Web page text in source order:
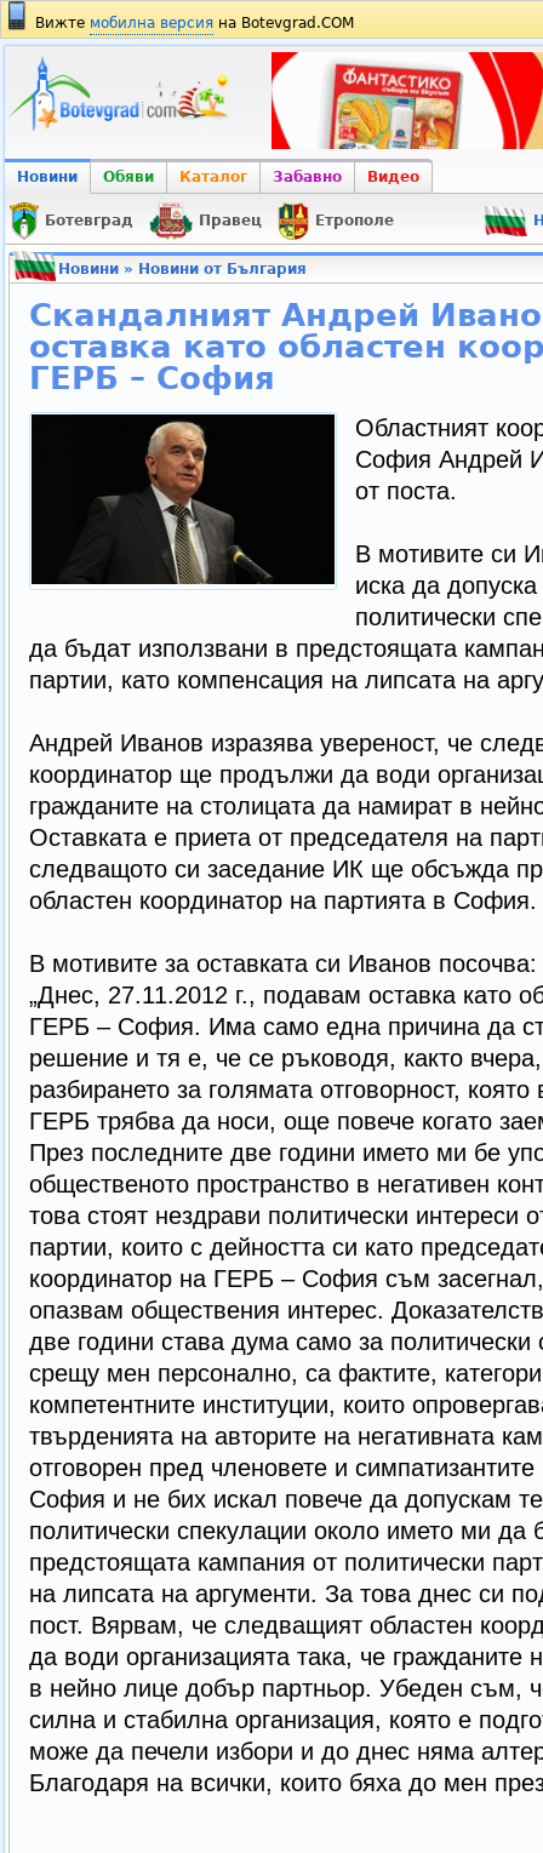
Вижте мобилна версия на Botevgrad.COM
Новини Обяви Каталог Забавно Видео
Ботевград Правец Етрополе
Новини» Новини от България
Скандалният Андрей
оставка като областен
ГЕРБ – София
Областният
София Андрей
от поста.
В мотивите си
иска да
политически
да бъдат използвани в предстоящата
партии, като компенсация на липсата на
Андрей Иванов изразява увереност, че
координатор ще продължи да води
гражданите на столицата да намират в
Оставката е приета от председателя на
следващото си заседание ИК ще обсъжда
областен координатор на партията в София.
В мотивите за оставката си Иванов посочва:
„Днес, 27.11.2012 г., подавам оставка като
ГЕРБ – София. Има само една причина да
решение и тя е, че се ръководя, както
разбирането за голямата отговорност,
ГЕРБ трябва да носи, още повече когато
През последните две години името ми бе
общественото пространство в негативен
това стоят нездрави политически интереси
партии, които с дейността си като
координатор на ГЕРБ – София съм
опазвам обществения интерес.
две години става дума само за политически
срещу мен персонално, са фактите,
компетентните институции, които
твърденията на авторите на негативната
отговорен пред членовете и
София и не бих искал повече да допускам
политически спекулации около името ми да
предстоящата кампания от политически
на липсата на аргументи. За това днес си
пост. Вярвам, че следващият областен
да води организацията така, че гражданите
в нейно лице добър партньор. Убеден съм,
силна и стабилна организация, която е
може да печели избори и до днес няма
Благодаря на всички, които бяха до мен